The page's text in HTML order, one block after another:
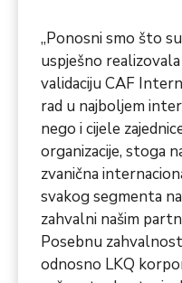
„Ponosni smo što
uspješno
validaciju CAF
rad u najboljem
nego i cijele
organizacije, stoga
zvanična
svakog segmenta
zahvalni našim
Posebnu
odnosno LKQ